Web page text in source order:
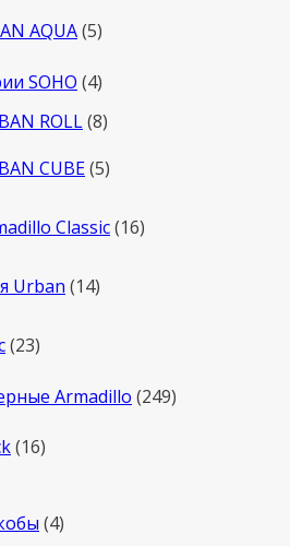
AQUA 55
SOHO 44
товара
ROLL 88
CUBE 55
Classic 1616
Urban 1414
2323
Armadillo 249249
1616
4товара